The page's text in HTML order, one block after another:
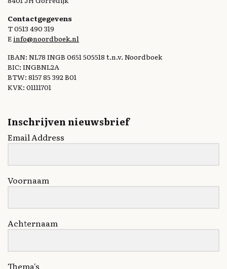
Contactgegevens
T 0513 490 319
E info@noordboek.nl
IBAN: NL78 INGB 0651 505518 t.n.v. Noordboek
BIC: INGBNL2A
BTW: 8157 85 392 B01
KVK: 01111701
Inschrijven nieuwsbrief
Email Address
Voornaam
Achternaam
Thema's